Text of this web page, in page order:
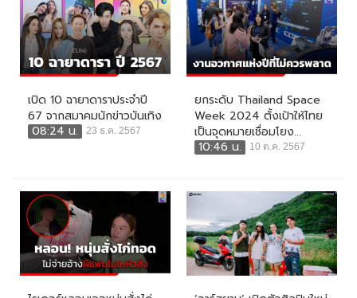
เปิด 10 ฉายาดาราประจำปี
67 จากสมาคมนักข่าวบันเทิง
08:24 น.
23 ธ.ค. 2567
ยกระดับ Thailand Space
Week 2024 ตั้งเป้าให้ไทย
เป็นจุดหมายเชื่อมโยง...
10:46 น.
10 ต.ค. 2567